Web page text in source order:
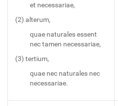
et necessariae,
(2) alterum,
quae naturales essent
nec tamen necessariae,
(3) tertium,
quae nec naturales nec
necessariae.